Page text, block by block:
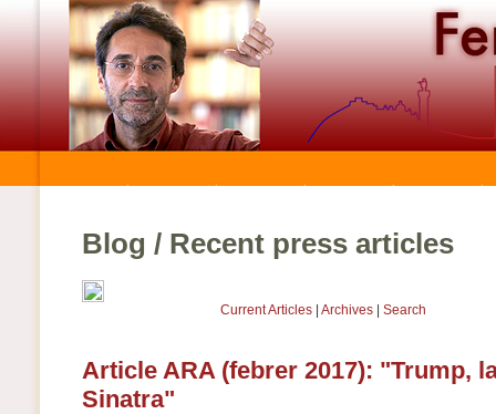
Blog / Recent press articles
Current Articles| Archives| Search
Article ARA (febrer 2017): "Trump,
Sinatra"